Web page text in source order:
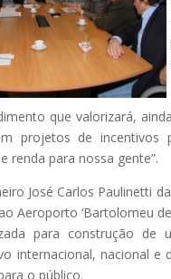
que valorizará,
projetos de incentivos
renda para nossa gente”.
José Carlos Paulinetti
Aeroporto ‘Bartolomeu
para construção
internacional, nacional
o público.